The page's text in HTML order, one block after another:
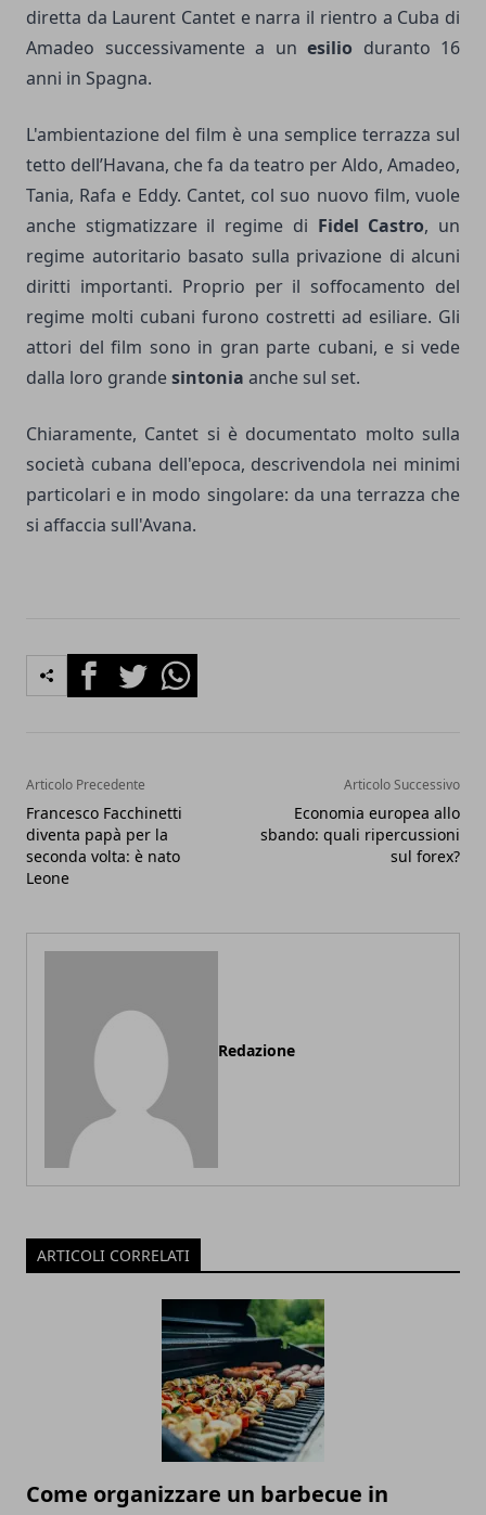
diretta da Laurent Cantet e narra il rientro a Cuba di
Amadeo successivamente a un esilio duranto 16
anni in Spagna.
L'ambientazione del film è una semplice terrazza sul
tetto dell’Havana, che fa da teatro per Aldo, Amadeo,
Tania, Rafa e Eddy. Cantet, col suo nuovo film, vuole
anche stigmatizzare il regime di Fidel Castro, un
regime autoritario basato sulla privazione di alcuni
diritti importanti. Proprio per il soffocamento del
regime molti cubani furono costretti ad esiliare. Gli
attori del film sono in gran parte cubani, e si vede
dalla loro grandesintonia anche sul set.
Chiaramente, Cantet si è documentato molto sulla
società cubana dell'epoca, descrivendola nei minimi
particolari e in modo singolare: da una terrazza che
si affaccia sull'Avana.
FacebookTwitterWhatsapp
Articolo Precedente
Francesco Facchinetti
diventa papà per la
seconda volta: è nato
Leone
Articolo Successivo
Economia europea allo
sbando: quali ripercussioni
sul forex?
Redazione
ARTICOLI CORRELATI
Come organizzare un barbecue in